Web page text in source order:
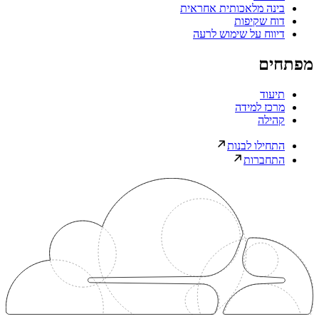
בינה מלאכותית אחראית
דוח שקיפות
דיווח על שימוש לרעה
מפתחים
תיעוד
מרכז למידה
קהילה
התחילו לבנות
התחברות